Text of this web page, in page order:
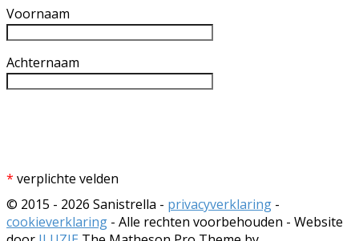
Voornaam
Achternaam
* verplichte velden
© 2015 - 2026 Sanistrella - privacyverklaring -
cookieverklaring - Alle rechten voorbehouden - Website